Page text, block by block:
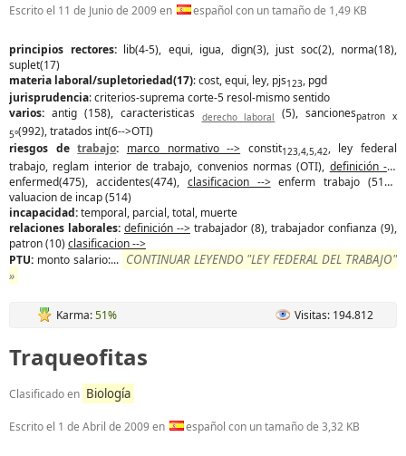
Escrito el 11 de Junio de 2009en español con un tamaño de 1,49 KB
principios rectores: lib(4-5), equi, igua, dign(3), just soc(2), norma(18),
suplet(17)
materia laboral/supletoriedad(17): cost, equi, ley, pjs123, pgd
jurisprudencia: criterios-suprema corte-5 resol-mismo sentido
varios: antig (158), caracteristicas derecho laboral (5), sancionespatron x
5°(992), tratados int(6-->OTI)
riesgos detrabajo: marco normativo --> constit123,4,5,42, ley federal
trabajo, reglam interior de trabajo, convenios normas (OTI), definición -->
enfermed(475), accidentes(474), clasificacion -->enferm trabajo (513),
valuacion de incap (514)
incapacidad:temporal, parcial, total, muerte
relaciones laborales: definición --> trabajador (8), trabajador confianza (9),
patron (10) clasificacion -->
PTU: monto salario:... CONTINUAR LEYENDO "LEY FEDERAL DEL TRABAJO"
»
Karma:51% Visitas: 194.812
Traqueofitas
Clasificado en Biología
Escrito el 1 de Abril de 2009en español con un tamaño de 3,32 KB